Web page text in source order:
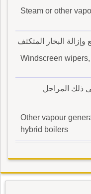
Steam or other
البخار المتكثف
Windscreen
ذلك المراجل
Other vapour
hybrid boilers